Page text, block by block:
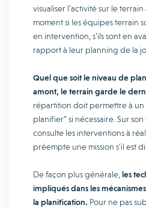
visualiser l’activité sur le
moment si les équipes terrain
en intervention, s’ils sont en
rapport à leur planning de la
Quel que soit le niveau de
amont, le terrain garde le
répartition doit permettre à un
planifier” si nécessaire. Sur
consulte les interventions à
préempte une mission s’il est
De façon plus générale, les
impliqués dans les
la planification. Pour ne pas